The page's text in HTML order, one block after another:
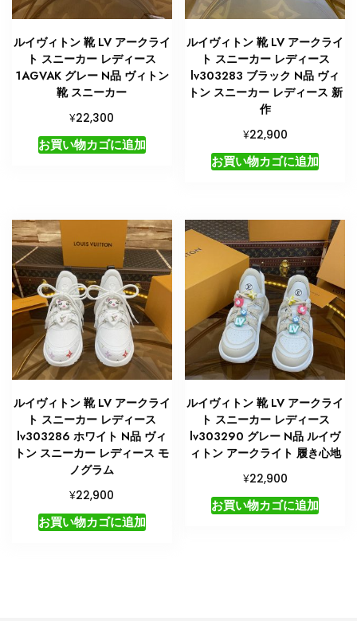
ルイヴィトン 靴 LV アークライ
ト スニーカー レディース
1AGVAK グレー N品 ヴィトン
靴 スニーカー
¥22,300
お買い物カゴに追加
ルイヴィトン 靴 LV アークライ
ト スニーカー レディース
lv303283 ブラック N品 ヴィ
トン スニーカー レディース 新
作
¥22,900
お買い物カゴに追加
ルイヴィトン 靴 LV アークライ
ト スニーカー レディース
lv303286 ホワイト N品 ヴィ
トン スニーカー レディース モ
ノグラム
¥22,900
お買い物カゴに追加
ルイヴィトン 靴 LV アークライ
ト スニーカー レディース
lv303290 グレー N品 ルイヴ
ィトン アークライト 履き心地
¥22,900
お買い物カゴに追加